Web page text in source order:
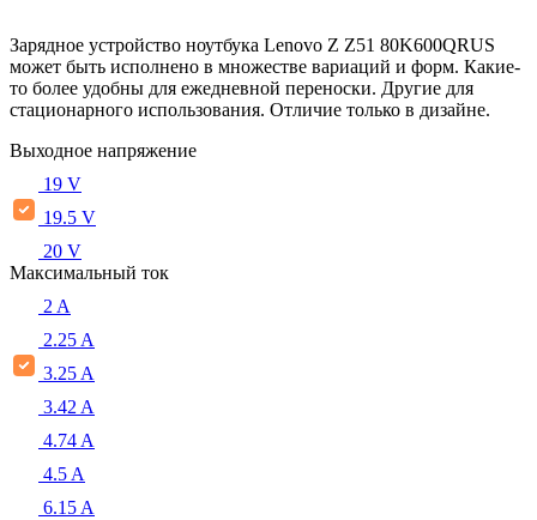
Зарядное устройство ноутбука Lenovo Z Z51 80K600QRUS
может быть исполнено в множестве вариаций и форм. Какие-
то более удобны для ежедневной переноски. Другие для
стационарного использования. Отличие только в дизайне.
Выходное напряжение
19 V
19.5 V
20 V
Максимальный ток
2 A
2.25 A
3.25 A
3.42 A
4.74 A
4.5 A
6.15 A